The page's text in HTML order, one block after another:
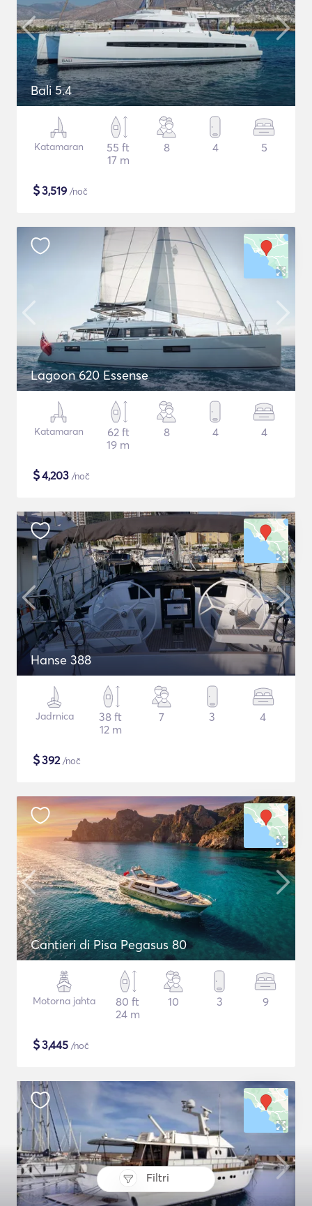
Filtri
Bali 5.4
Katamaran
55 ft
17 m
8 4 5
$3,519 /noč
Lagoon 620 Essense
Katamaran
62 ft
19 m
8 4 4
$4,203 /noč
Hanse 388
Jadrnica
38 ft
12 m
7 3 4
$392/noč
Cantieri di Pisa Pegasus 80
Motorna jahta
80 ft
24 m
10 3 9
$3,445 /noč